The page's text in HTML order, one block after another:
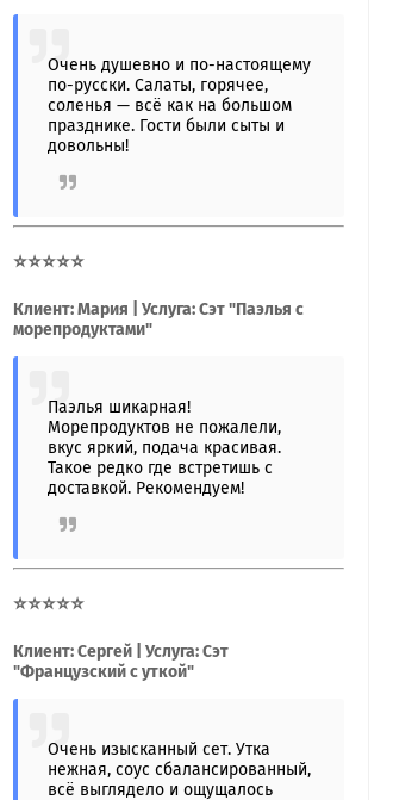
Очень душевно и по-настоящему
по-русски. Салаты, горячее,
соленья — всё как на большом
празднике. Гости были сыты и
довольны!
⭐⭐⭐⭐⭐
Клиент: Мария | Услуга: Сэт "Паэлья с
морепродуктами"
Паэлья шикарная!
Морепродуктов не пожалели,
вкус яркий, подача красивая.
Такое редко где встретишь с
доставкой. Рекомендуем!
⭐⭐⭐⭐⭐
Клиент: Сергей | Услуга: Сэт
"Французский с уткой"
Очень изысканный сет. Утка
нежная, соус сбалансированный,
всё выглядело и ощущалось